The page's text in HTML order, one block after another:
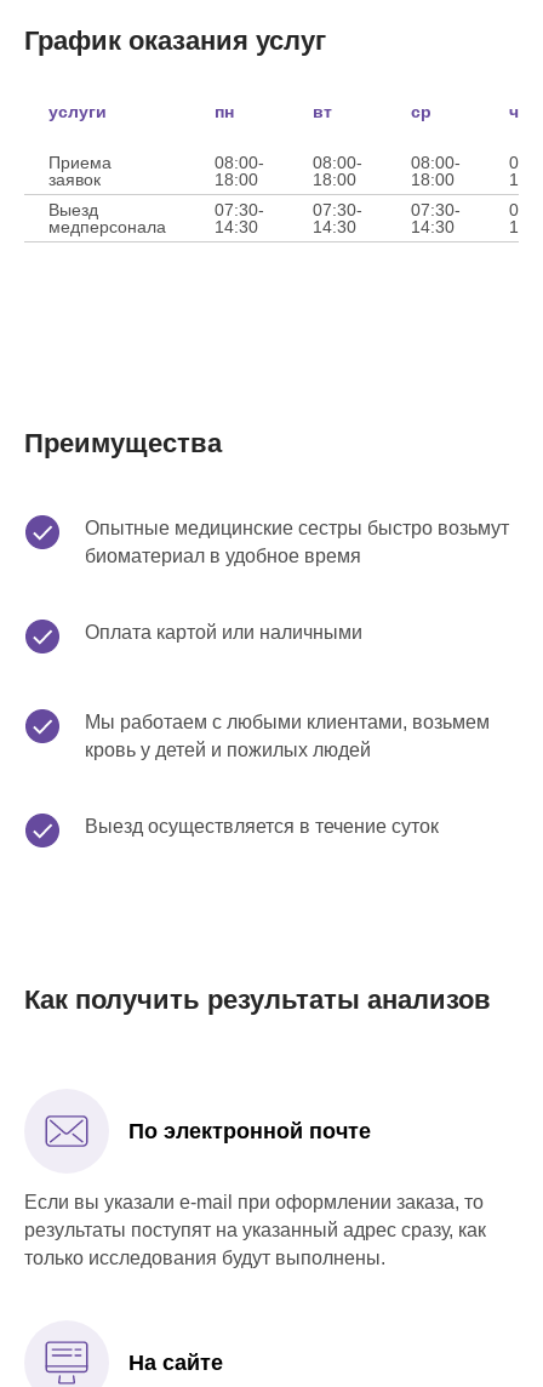
График оказания услуг
услуги пн вт ср чт
Приема
заявок
08:00-
18:00
08:00-
18:00
08:00-
18:00
Выезд
медперсонала
07:30-
14:30
07:30-
14:30
07:30-
14:30
Преимущества
Опытные медицинские сестры быстро возьмут
биоматериал в удобное время
Оплата картой или наличными
Мы работаем с любыми клиентами, возьмем
кровь у детей и пожилых людей
Выезд осуществляется в течение суток
Как получить результаты анализов
По электронной почте
Если вы указали e-mail при оформлении заказа, то
результаты поступят на указанный адрес сразу, как
только исследования будут выполнены.
На сайте